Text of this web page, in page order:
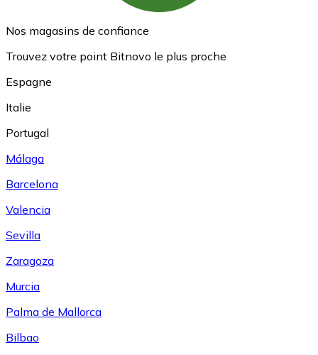
Nos magasins de confiance
Trouvez votre point Bitnovo le plus proche
Espagne
Italie
Portugal
Málaga
Barcelona
Valencia
Sevilla
Zaragoza
Murcia
Palma de Mallorca
Bilbao